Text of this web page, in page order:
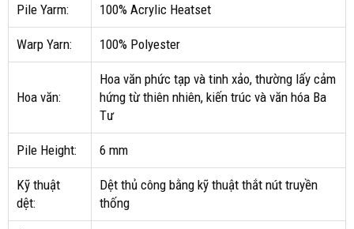
Pile Yarm: 100% Acrylic Heatset
Warp Yarn: 100% Polyester
Hoa văn:
Hoa văn phức tạp và tinh xảo, thường lấy cảm
hứng từ thiên nhiên, kiến trúc và văn hóa Ba
Tư
Pile Height: 6 mm
Kỹ thuật
dệt:
Dệt thủ công bằng kỹ thuật thắt nút truyền
thống